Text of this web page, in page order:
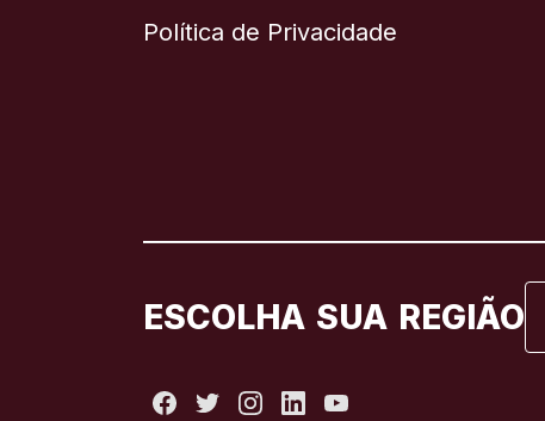
Política de Privacidade
ESCOLHA SUA REGIÃO